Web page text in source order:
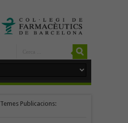
Temes Publicacions: